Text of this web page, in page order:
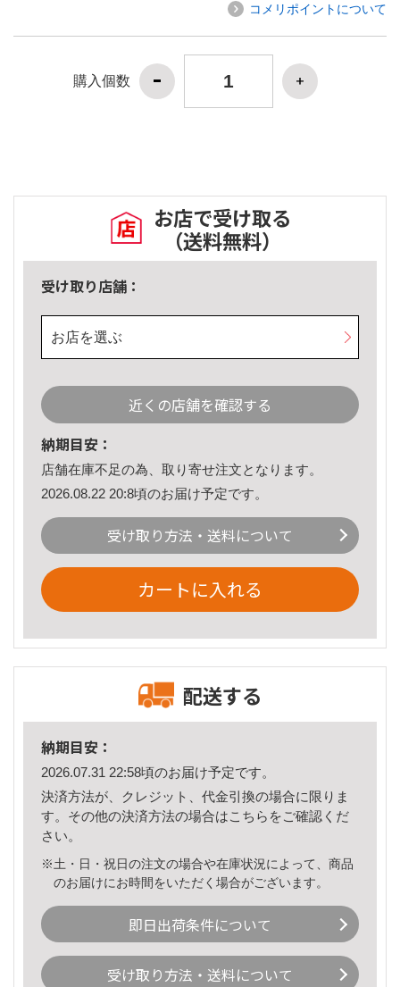
コメリポイントについて
購入個数
お店で受け取る
（送料無料）
受け取り店舗：
お店を選ぶ
近くの店舗を確認する
納期目安：
店舗在庫不足の為、取り寄せ注文となります。
2026.08.22 20:8頃のお届け予定です。
受け取り方法・送料について
カートに入れる
配送する
納期目安：
2026.07.31 22:58頃のお届け予定です。
決済方法が、クレジット、代金引換の場合に限りま
す。その他の決済方法の場合はこちら をご確認くだ
さい。
※土・日・祝日の注文の場合や在庫状況によって、商品
のお届けにお時間をいただく場合がございます。
即日出荷条件について
受け取り方法・送料について